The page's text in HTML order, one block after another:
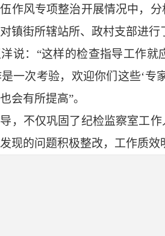
作风专项整治开展情况中，
镇街所辖站所、政村支部进行
说： “这样的检查指导工作就
一次考验，欢迎你们这些‘
会有所提高”。
，不仅巩固了纪检监察室工
现的问题积极整改，工作质效